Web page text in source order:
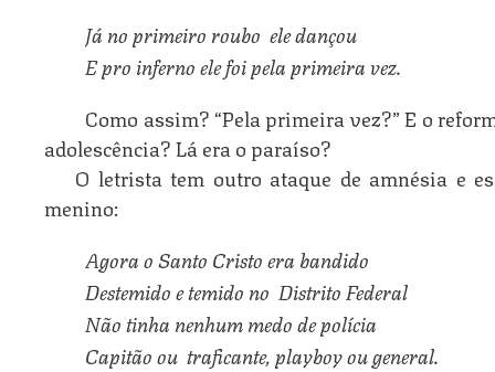
Já no primeiro roubo  ele dançou
E pro inferno ele foi pela primeira vez.
Como assim? “Pela primeira vez?” E o
adolescência? Lá era o paraíso?
O letrista tem outro ataque de amnésia e
menino:
Agora o Santo Cristo era bandido
Destemido e temido no  Distrito Federal
Não tinha nenhum medo de polícia
Capitão ou  traficante, playboy ou general.